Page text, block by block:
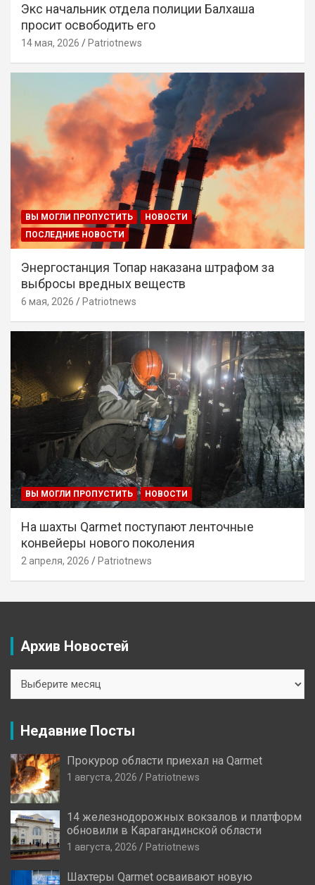
Экс начальник отдела полиции Балхаша
просит освободить его
14 мая, 2026 Patriotnews
ВЫ МОГЛИ ПРОПУСТИТЬ
НОВОСТИ
ПОСЛЕДНИЕ НОВОСТИ
Энергостанция Топар наказана штрафом за
выбросы вредных веществ
6 мая, 2026 Patriotnews
ВЫ МОГЛИ ПРОПУСТИТЬ НОВОСТИ
На шахты Qarmet поступают ленточные
конвейеры нового поколения
2 апреля, 2026 Patriotnews
Архив Новостей
Новостей
Недавние Посты
Прокурор области приехал на Qarmet
1 августа, 2026 Patriotnews
14 железнодорожных вокзалов и платформ
обновили в Карагандинской области
1 августа, 2026 Patriotnews
Шахтеры Qarmet осваивают новую